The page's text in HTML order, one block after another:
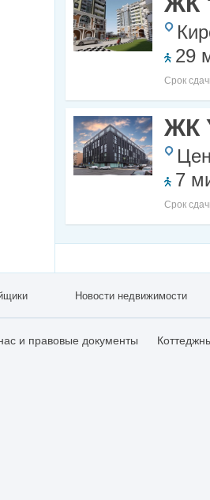
29
Срок
ЖК
7
Срок
Новости недвижимости
и правовые документы